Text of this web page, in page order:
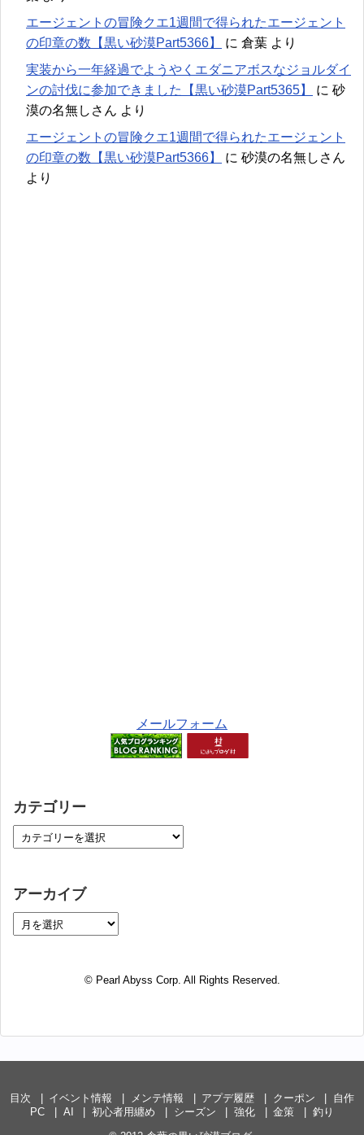
エージェントの冒険クエ1週間で得られたエージェント
の印章の数【黒い砂漠Part5366】
に 倉葉 より
実装から一年経過でようやくエダニアボスなジョルダイ
ンの討伐に参加できました【黒い砂漠Part5365】
に 砂
漠の名無しさん より
エージェントの冒険クエ1週間で得られたエージェント
の印章の数【黒い砂漠Part5366】
に 砂漠の名無しさん
より
メールフォーム
カテゴリー
アーカイブ
© Pearl Abyss Corp. All Rights Reserved.
目次 イベント情報 メンテ情報 アプデ履歴 クーポン
自作
PC
AI 初心者用纏め シーズン 強化 金策
釣り